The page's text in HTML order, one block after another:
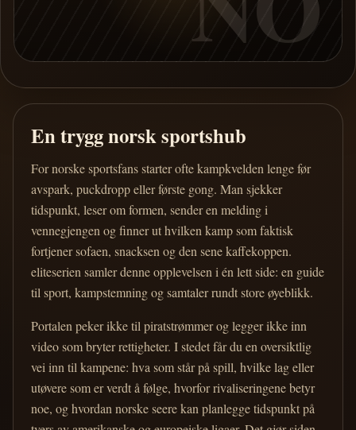
En trygg norsk sportshub
For norske sportsfans starter ofte kampkvelden lenge før
avspark, puckdropp eller første gong. Man sjekker
tidspunkt, leser om formen, sender en melding i
vennegjengen og finner ut hvilken kamp som faktisk
fortjener sofaen, snacksen og den sene kaffekoppen.
eliteserien samler denne opplevelsen i én lett side: en guide
til sport, kampstemning og samtaler rundt store øyeblikk.
Portalen peker ikke til piratstrømmer og legger ikke inn
video som bryter rettigheter. I stedet får du en oversiktlig
vei inn til kampene: hva som står på spill, hvilke lag eller
utøvere som er verdt å følge, hvorfor rivaliseringene betyr
noe, og hvordan norske seere kan planlegge tidspunkt på